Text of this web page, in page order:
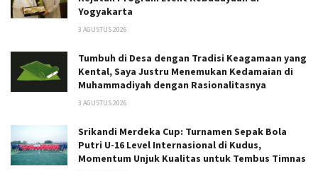
Yogyakarta
3 AGUSTUS 2026
Tumbuh di Desa dengan Tradisi Keagamaan yang
Kental, Saya Justru Menemukan Kedamaian di
Muhammadiyah dengan Rasionalitasnya
3 AGUSTUS 2026
Srikandi Merdeka Cup: Turnamen Sepak Bola
Putri U-16 Level Internasional di Kudus,
Momentum Unjuk Kualitas untuk Tembus Timnas